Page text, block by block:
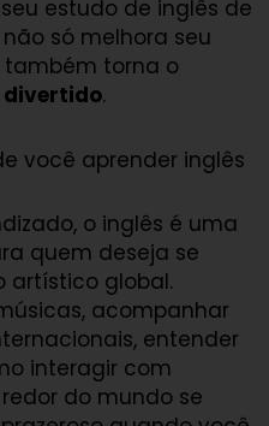
estudo de inglês de
só melhora seu
torna o
divertido.
você aprender inglês
o inglês é uma
quem deseja se
artístico global.
acompanhar
entender
interagir com
do mundo se